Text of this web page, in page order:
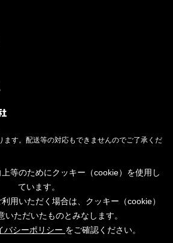
す。配送等の対応もできませんのでご了承くだ
等のためにクッキー（cookie）を使用し
ています。
用いただく場合は、クッキー（cookie）
いただいたものとみなします。
バシーポリシー をご確認ください。